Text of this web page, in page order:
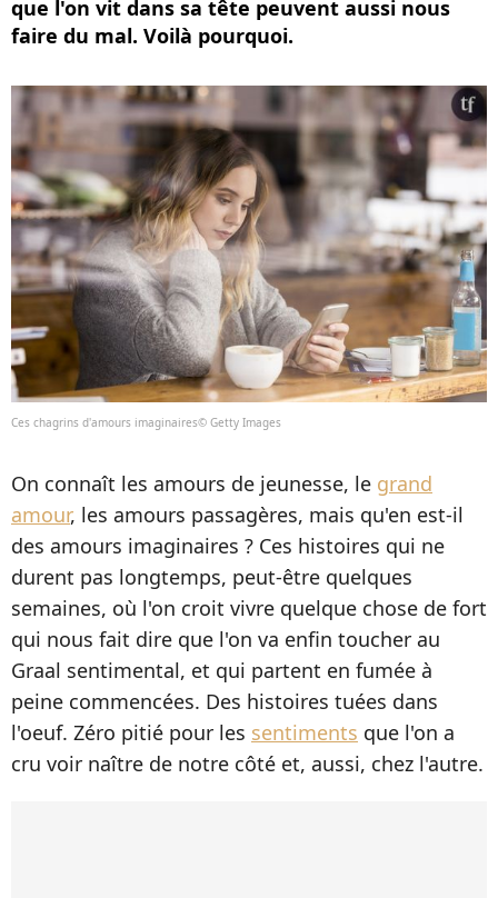
que l'on vit dans sa tête peuvent aussi nous
faire du mal. Voilà pourquoi.
Ces chagrins d'amours imaginaires© Getty Images
On connaît les amours de jeunesse, le grand
amour, les amours passagères, mais qu'en est-il
des amours imaginaires ? Ces histoires qui ne
durent pas longtemps, peut-être quelques
semaines, où l'on croit vivre quelque chose de fort
qui nous fait dire que l'on va enfin toucher au
Graal sentimental, et qui partent en fumée à
peine commencées. Des histoires tuées dans
l'oeuf. Zéro pitié pour les sentiments que l'on a
cru voir naître de notre côté et, aussi, chez l'autre.